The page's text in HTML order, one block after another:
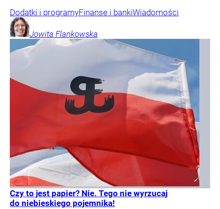
Dodatki i programyFinanse i bankiWiadomości
Jowita Flankowska
Czy to jest papier? Nie. Tego nie wyrzucaj
do niebieskiego pojemnika!